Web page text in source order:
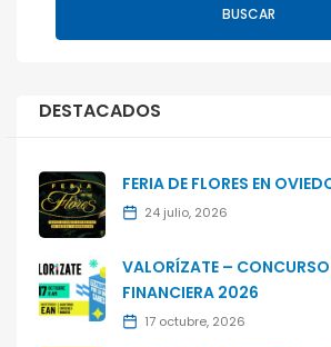
BUSCAR
DESTACADOS
FERIA DE FLORES EN
24 julio, 2026
VALORÍZATE –
FINANCIERA 2026
17 octubre, 2026